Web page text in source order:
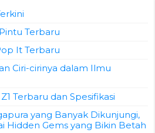
Terbaru
It Terbaru
Ciri-cirinya dalam Ilmu
Terbaru dan Spesifikasi
yang Banyak Dikunjungi,
Hidden Gems yang Bikin Betah